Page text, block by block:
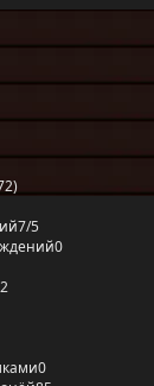
7/5
0
0